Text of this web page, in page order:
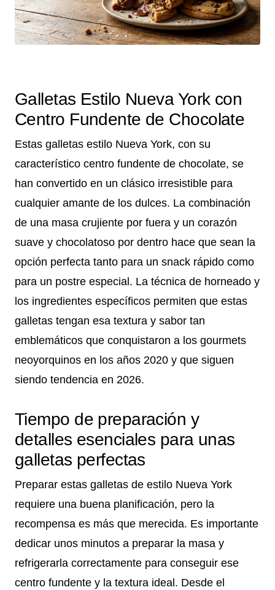
Galletas Estilo Nueva York con
Centro Fundente de Chocolate
Estas galletas estilo Nueva York, con su
característico centro fundente de chocolate, se
han convertido en un clásico irresistible para
cualquier amante de los dulces. La combinación
de una masa crujiente por fuera y un corazón
suave y chocolatoso por dentro hace que sean la
opción perfecta tanto para un snack rápido como
para un postre especial. La técnica de horneado y
los ingredientes específicos permiten que estas
galletas tengan esa textura y sabor tan
emblemáticos que conquistaron a los gourmets
neoyorquinos en los años 2020 y que siguen
siendo tendencia en 2026.
Tiempo de preparación y
detalles esenciales para unas
galletas perfectas
Preparar estas galletas de estilo Nueva York
requiere una buena planificación, pero la
recompensa es más que merecida. Es importante
dedicar unos minutos a preparar la masa y
refrigerarla correctamente para conseguir ese
centro fundente y la textura ideal. Desde el